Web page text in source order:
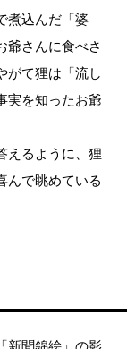
煮込んだ「婆
爺さんに食べさ
がて狸は「流し
実を知ったお爺
えるように、狸
んで眺めている